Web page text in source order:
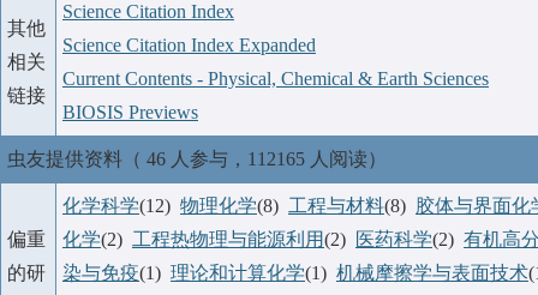
其他
相关
链接
Science Citation Index
Science Citation Index Expanded
Current Contents - Physical, Chemical & Earth Sciences
BIOSIS Previews
虫友提供资料（ 46 人参与，112165 人阅读）
偏重
的研
化学科学(12) 物理化学(8) 工程与材料(8) 胶体与界面化
化学(2) 工程热物理与能源利用(2) 医药科学(2) 有机高
染与免疫(1) 理论和计算化学(1) 机械摩擦学与表面技术